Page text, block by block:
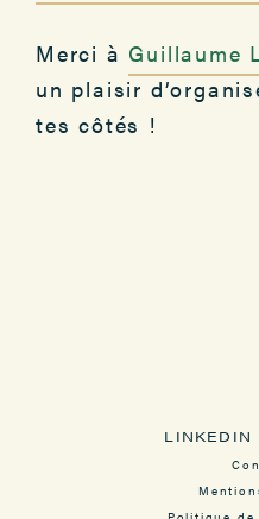
Merci à Guillaume
un plaisir
tes côtés !
LINKEDIN